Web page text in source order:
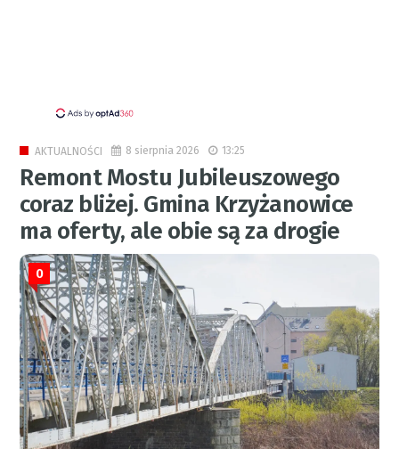
AKTUALNOŚCI 8 sierpnia 2026 13:25
Remont Mostu Jubileuszowego
coraz bliżej. Gmina Krzyżanowice
ma oferty, ale obie są za drogie
0